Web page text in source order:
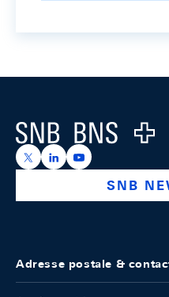
Logo
https://x.com/snb_bns
https://https://
SNB
Adresse postale &